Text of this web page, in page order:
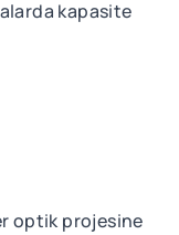
kapasite
optik projesine